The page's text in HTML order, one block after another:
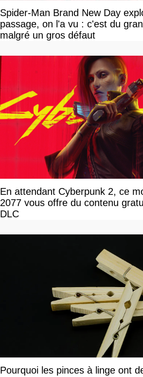
Spider-Man Brand New Day
passage, on l'a vu : c'est du
malgré un gros défaut
En attendant Cyberpunk 2, ce
2077 vous offre du contenu
DLC
Pourquoi les pinces à linge ont